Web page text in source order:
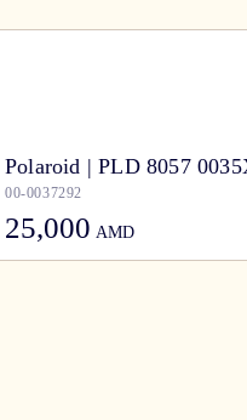
Polaroid | PLD 8057
00-0037292
25,000 AMD